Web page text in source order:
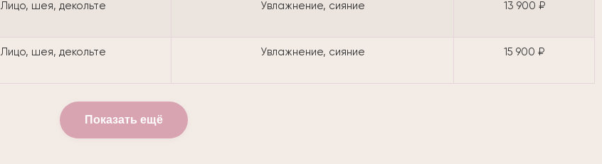
Лицо, шея, декольте Увлажнение, сияние 13 900 ₽
Лицо, шея, декольте Увлажнение, сияние 15 900 ₽
Показать ещё